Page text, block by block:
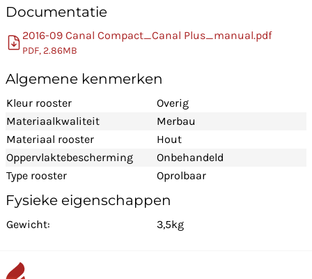
Documentatie
2016-09 Canal Compact_Canal Plus_manual.pdf
PDF, 2.86MB
Algemene kenmerken
Kleur rooster
Overig
Materiaalkwaliteit
Merbau
Materiaal rooster
Hout
Oppervlaktebescherming
Onbehandeld
Type rooster
Oprolbaar
Fysieke eigenschappen
Gewicht: 3,5kg